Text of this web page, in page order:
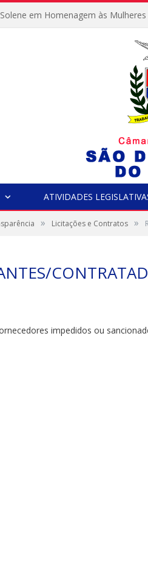
em Homenagem às Mulheres
ATIVIDADES
» Licitações e Contratos »
impedidos ou